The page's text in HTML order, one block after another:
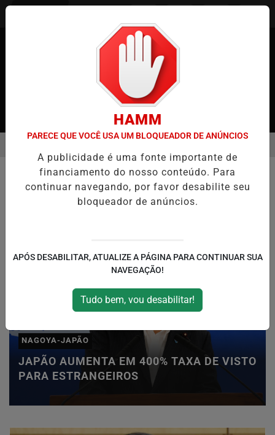
EM ALTA
/NOTÍCIAS ECONOMIA
NAGOYA-JAPÃO
JAPÃO AUMENTA EM 400% TAXA DE VISTO
PARA ESTRANGEIROS
HAMM
PARECE QUE VOCÊ USA UM BLOQUEADOR DE ANÚNCIOS
A publicidade é uma fonte importante de
financiamento do nosso conteúdo. Para
continuar navegando, por favor desabilite seu
bloqueador de anúncios.
APÓS DESABILITAR, ATUALIZE A PÁGINA PARA CONTINUAR SUA
NAVEGAÇÃO!
Tudo bem, vou desabilitar!